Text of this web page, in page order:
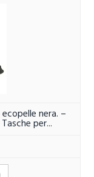
nera. –
per...